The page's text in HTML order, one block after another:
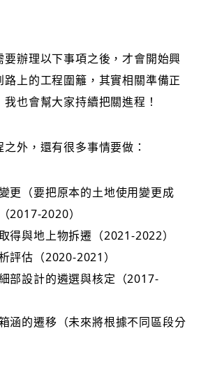
要辦理以下事項之後，才會開始興
上的工程圍籬，其實相關準備正
也會幫大家持續把關進程！
外，還有很多事情要做：
更（要把原本的土地使用變更成
2017-2020）
得與地上物拆遷（2021-2022）
評估（2020-2021）
部設計的遴選與核定（2017-
涵的遷移（未來將根據不同區段分